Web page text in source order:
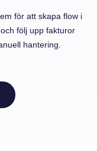
för att skapa flow i
följ upp fakturor
hantering.